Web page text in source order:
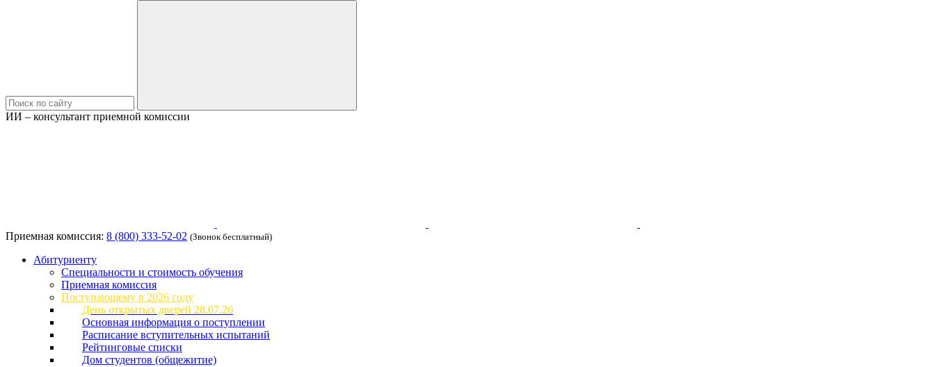
ИИ – консультант приемной комиссии
Приемная комиссия: 8 (800) 333-52-02 (Звонок бесплатный)
Абитуриенту
Специальности и стоимость обучения
Приемная комиссия
Поступающему в 2026 году
День открытых дверей 28.07.26
Основная информация о поступлении
Расписание вступительных испытаний
Рейтинговые списки
Дом студентов (общежитие)